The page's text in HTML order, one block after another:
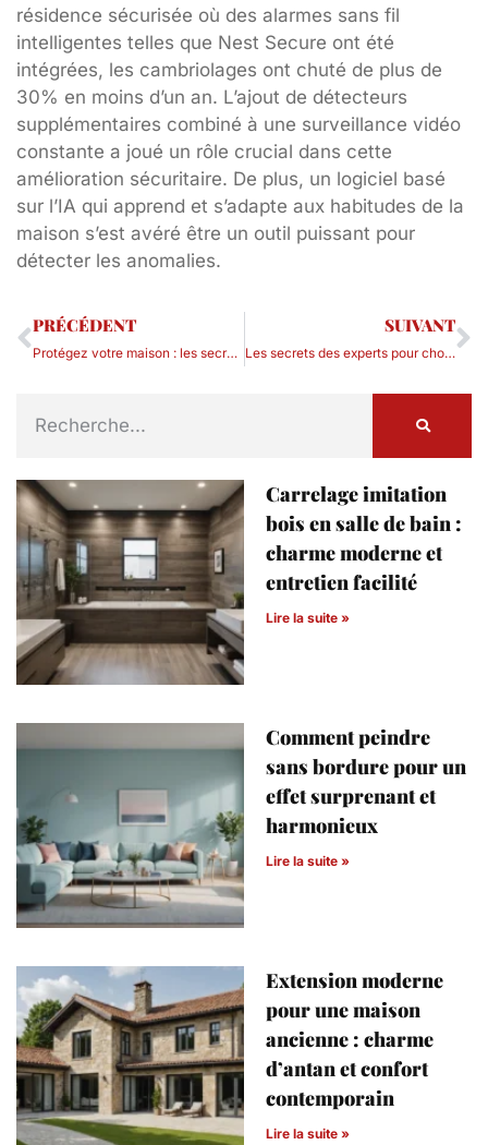
résidence sécurisée où des alarmes sans fil
intelligentes telles que Nest Secure ont été
intégrées, les cambriolages ont chuté de plus de
30% en moins d’un an. L’ajout de détecteurs
supplémentaires combiné à une surveillance vidéo
constante a joué un rôle crucial dans cette
amélioration sécuritaire. De plus, un logiciel basé
sur l’IA qui apprend et s’adapte aux habitudes de la
maison s’est avéré être un outil puissant pour
détecter les anomalies.
PRÉCÉDENT
Protégez votre maison : les secrets d’une alarme efficace dévoilés
SUIVANT
Les secrets des experts pour choisir la meilleure alarme maison
Carrelage imitation
bois en salle de bain :
charme moderne et
entretien facilité
Lire la suite »
Comment peindre
sans bordure pour un
effet surprenant et
harmonieux
Lire la suite »
Extension moderne
pour une maison
ancienne : charme
d’antan et confort
contemporain
Lire la suite »